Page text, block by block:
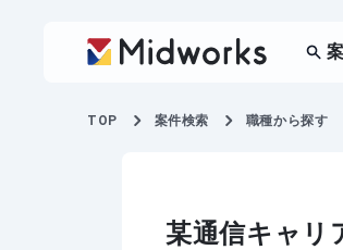
TOP 案件検索 職種から探す
某通信キャリ